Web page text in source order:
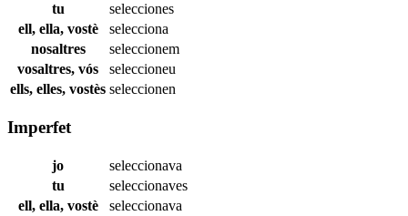
tu
selecciones
ell, ella, vostè
selecciona
nosaltres
seleccionem
vosaltres, vós
seleccioneu
ells, elles, vostès seleccionen
Imperfet
jo
seleccionava
tu
seleccionaves
ell, ella, vostè
seleccionava